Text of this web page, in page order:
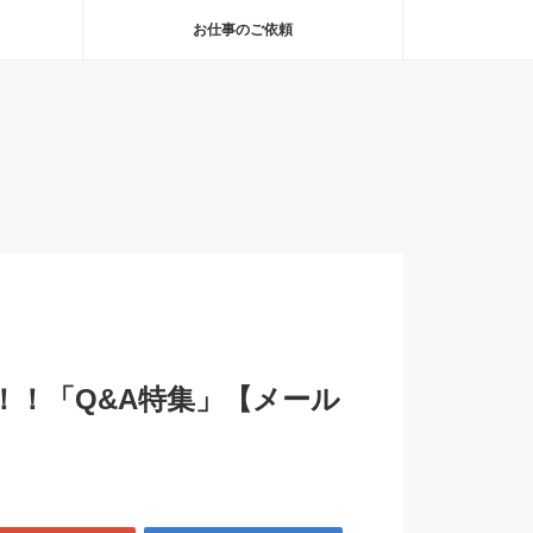
お仕事のご依頼
！「Q&A特集」【メール